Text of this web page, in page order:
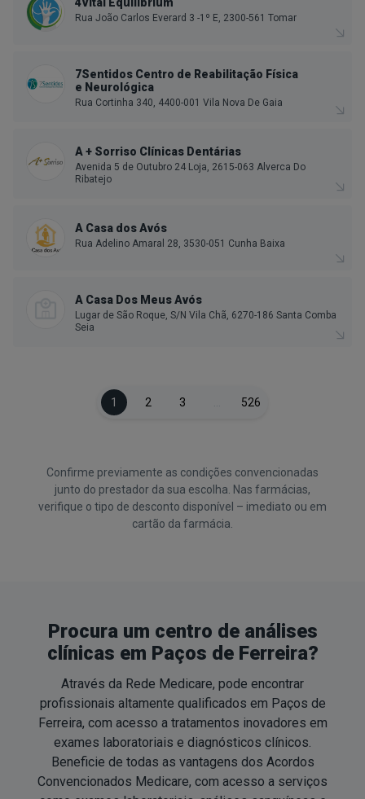
Rua João Carlos Everard 3 -1º E, 2300-561 Tomar
7Sentidos Centro de Reabilitação Física
e Neurológica
Rua Cortinha 340, 4400-001 Vila Nova De Gaia
A + Sorriso Clínicas Dentárias
Avenida 5 de Outubro 24 Loja, 2615-063 Alverca Do
Ribatejo
A Casa dos Avós
Rua Adelino Amaral 28, 3530-051 Cunha Baixa
A Casa Dos Meus Avós
Lugar de São Roque, S/N Vila Chã, 6270-186 Santa Comba
Seia
1 2 3 526
Confirme previamente as condições convencionadas
junto do prestador da sua escolha. Nas farmácias,
verifique o tipo de desconto disponível – imediato ou em
cartão da farmácia.
Procura um centro de análises
clínicas em Paços de Ferreira?
Através da Rede Medicare, pode encontrar
profissionais altamente qualificados em Paços de
Ferreira, com acesso a tratamentos inovadores em
exames laboratoriais e diagnósticos clí­nicos.
Beneficie de todas as vantagens dos Acordos
Convencionados Medicare, com acesso a serviços